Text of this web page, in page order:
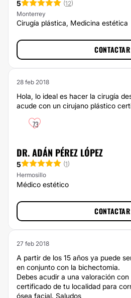
5 (12)
Monterrey
Cirugía plástica, Medicina estética
CONTACTAR
28 feb 2018
Hola, lo ideal es hacer la cirugía
acude con un cirujano plástico
73
DR. ADÁN PÉREZ LÓPEZ
5 (1)
Hermosillo
Médico estético
CONTACTAR
27 feb 2018
A partir de los 15 años ya puede
en conjunto con la bichectomia.
Debes acudir a una valoración
certificado de tu localidad para
ósea facial. Saludos